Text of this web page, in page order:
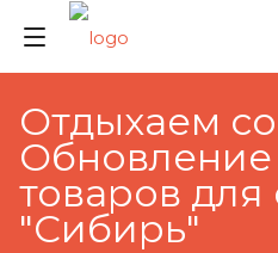
Отдыхаем
товаров для
"Сибирь"